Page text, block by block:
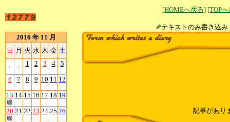
[HOMEへ戻る] [TOP
テキストのみ書
2016 年 11 月
日 月 火 水 木 金 土
- - 1 2 3 4 5
6 7 8 9 10 11 12
13 14 15 16 17 18 19
20 21 22 23 24 25 26 記事があり